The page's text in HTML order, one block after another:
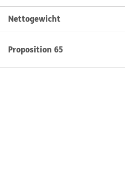
Nettogewicht
Proposition 65